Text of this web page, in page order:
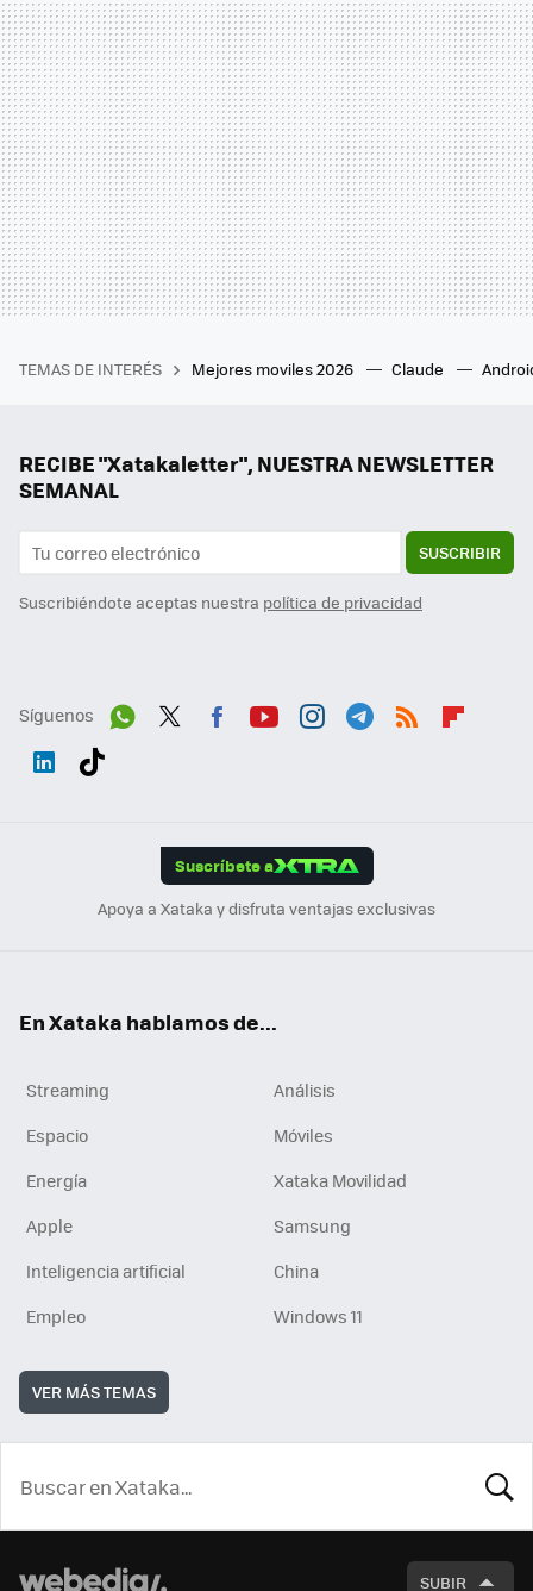
TEMAS DE INTERÉS Mejores moviles 2026 Claude
RECIBE "Xatakaletter", NUESTRA NEWSLETTER
SEMANAL
SUSCRIBIR
Suscribiéndote aceptas nuestra política de privacidad
Síguenos
Suscríbete a
Apoya a Xataka y disfruta ventajas exclusivas
En Xataka hablamos de...
Streaming
Análisis
Espacio
Móviles
Energía
Xataka Movilidad
Apple
Samsung
Inteligencia artificial
China
Empleo
Windows 11
VER MÁS TEMAS
SUBIR